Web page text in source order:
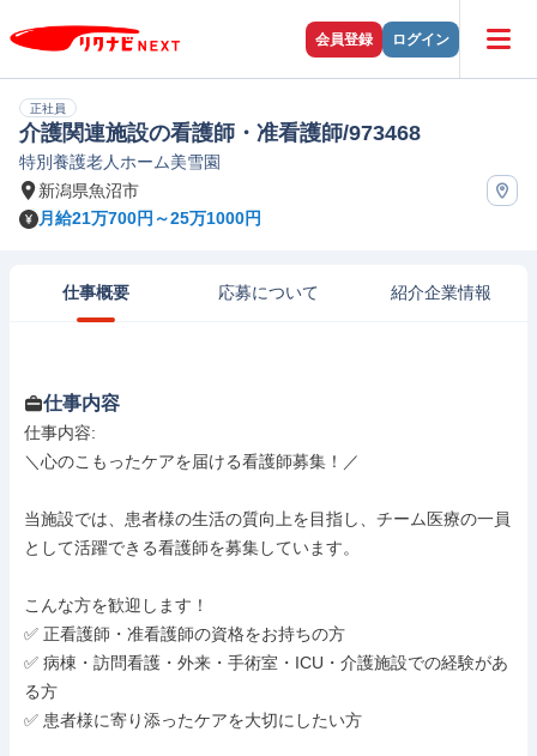
会員登録 ログイン
正社員
介護関連施設の看護師・准看護師/973468
特別養護老人ホーム美雪園
新潟県魚沼市
月給21万700円～25万1000円
仕事概要 応募について 紹介企業情報
仕事内容
仕事内容:
＼心のこもったケアを届ける看護師募集！／
当施設では、患者様の生活の質向上を目指し、チーム医療の一員
として活躍できる看護師を募集しています。
こんな方を歓迎します！
✅ 正看護師・准看護師の資格をお持ちの方
✅ 病棟・訪問看護・外来・手術室・ICU・介護施設での経験があ
る方
✅ 患者様に寄り添ったケアを大切にしたい方